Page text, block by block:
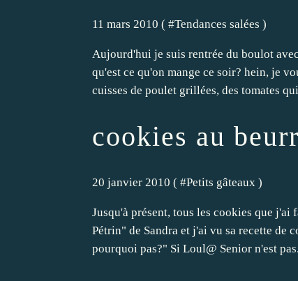
11 mars 2010 ( #Tendances salées )
Aujourd'hui je suis rentrée du boulot
qu'est ce qu'on mange ce soir? hein, je
cuisses de poulet grillées, des tomates
cookies au
20 janvier 2010 ( #Petits gâteaux )
Jusqu'à présent, tous les cookies que
Pétrin" de Sandra et j'ai vu sa recette de
pourquoi pas?" Si Loul@ Senior n'est